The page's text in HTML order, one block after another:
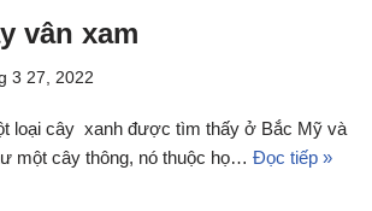
vân xam
3 27, 2022
loại cây xanh được tìm thấy ở Bắc Mỹ và
một cây thông, nó thuộc họ… Đọc tiếp »